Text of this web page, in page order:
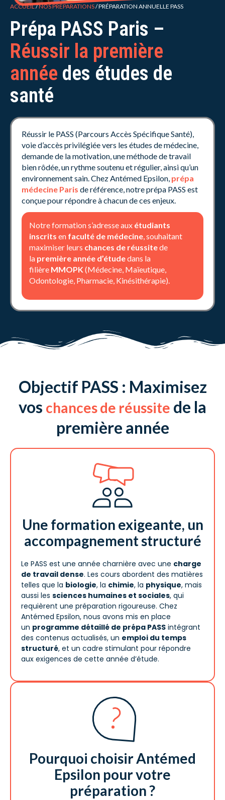
ACCUEIL/NOS PRÉPARATIONS/PRÉPARATION ANNUELLE PASS
Prépa PASS Paris –
Réussir la première
année des études de
santé
Réussir le PASS (Parcours Accès Spécifique Santé),
voie d’accès privilégiée vers les études de médecine,
demande de la motivation, une méthode de travail
bien rôdée, un rythme soutenu et régulier, ainsi qu’un
environnement sain. Chez Antémed Epsilon, prépa
médecine Paris de référence, notre prépa PASS est
conçue pour répondre à chacun de ces enjeux.
Notre formation s’adresse aux étudiants
inscrits en faculté de médecine, souhaitant
maximiser leurs chances de réussitede
la première année d’étudedans la
filière MMOPK (Médecine, Maïeutique,
Odontologie, Pharmacie, Kinésithérapie).
Objectif PASS : Maximisez
vos chances de réussite de la
première année
Une formation exigeante, un
accompagnement structuré
Le PASS est une année charnière avec une charge
de travail dense. Les cours abordent des matières
telles que la biologie, la chimie, la physique, mais
aussi les sciences humaines et sociales, qui
requièrent une préparation rigoureuse. Chez
Antémed Epsilon, nous avons mis en place
un programme détaillé de prépa PASS intégrant
des contenus actualisés, un emploi du temps
structuré, et un cadre stimulant pour répondre
aux exigences de cette année d’étude.
Pourquoi choisir Antémed
Epsilon pour votre
préparation ?